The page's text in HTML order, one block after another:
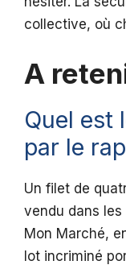
collective, où
A
Quel est
par le
Un filet de
vendu dans les
Mon Marché,
lot incriminé